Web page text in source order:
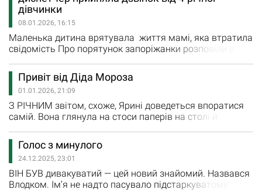
Дмитро, відправляючись на війну, посадив сім’ю на
поїзд, зателефонувавши батькам, щоб зустрічали.…
дівчинки
08.01.2026, 16:15
Маленька дитина врятувала життя мамі, яка втратила
свідомість Про порятунок запоріжанки розповіли в
медицини катастроф". "На лінію 103 надійшов виклик,
який неможливо забути. Піднявши слухавку, диспетчер
екстреної медичної допомоги УСАТА Світлана почула
голос чотирирічної дівчинки. Дитина…
Привіт від Діда Мороза
01.01.2026, 21:09
З РІЧНИМ звітом, схоже, Ярині доведеться впоратися
самій. Вона глянула на стоси паперів на столі й
шмат. Але у Романа — двійнята і величезний список
закупок, який написала дружина. Він, вибачаючись,
побіг перший. Зойка збиралася зустрічати Новий рік зі
своїм хлопцем у нього вдома — щось на зразок
оглядин…
Голос з минулого
24.12.2025, 23:01
ВІН БУВ дивакуватий — цей новий знайомий. Назвався
Влодком. Ім’я не надто пасувало підстаркуватому